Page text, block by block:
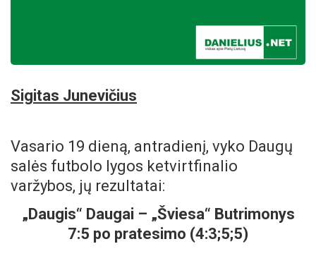
Sigitas Junevičius
Vasario 19 dieną, antradienį, vyko Daugų
salės futbolo lygos ketvirtfinalio
varžybos, jų rezultatai:
„Daugis“ Daugai – „Šviesa“ Butrimonys
7:5 po pratesimo (4:3;5;5)